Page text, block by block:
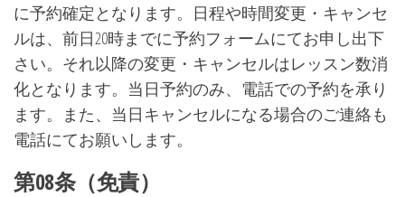
に予約確定となります。日程や時間変更・キャンセ
ルは、前日20時までに予約フォームにてお申し出下
さい。それ以降の変更・キャンセルはレッスン数消
化となります。当日予約のみ、電話での予約を承り
ます。また、当日キャンセルになる場合のご連絡も
電話にてお願いします。
第08条（免責）